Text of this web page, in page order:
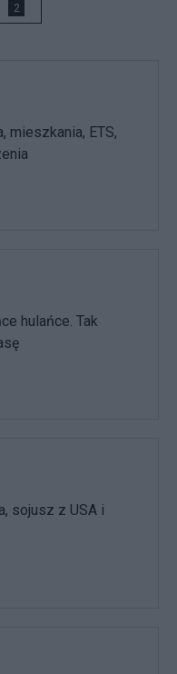
2
mieszkania, ETS,
hulańce. Tak
sojusz z USA i